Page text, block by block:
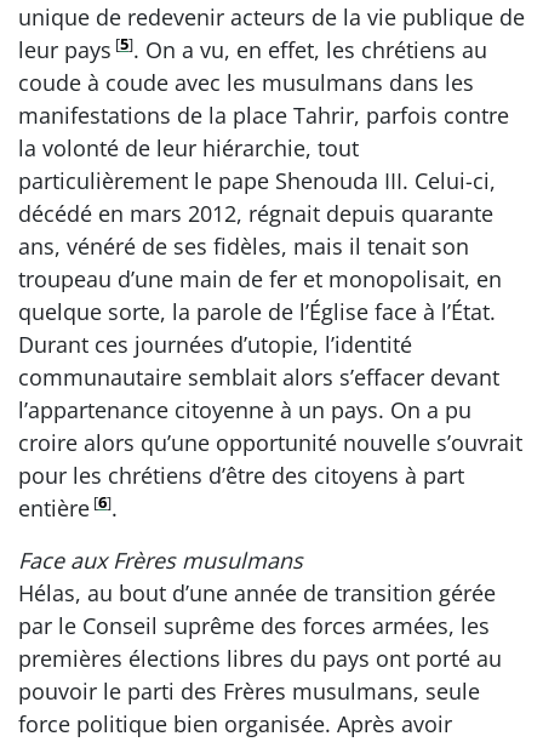
unique de redevenir acteurs de la vie publique de
leur pays [5]. On a vu, en effet, les chrétiens au
coude à coude avec les musulmans dans les
manifestations de la place Tahrir, parfois contre
la volonté de leur hiérarchie, tout
particulièrement le pape Shenouda III. Celui-ci,
décédé en mars 2012, régnait depuis quarante
ans, vénéré de ses fidèles, mais il tenait son
troupeau d’une main de fer et monopolisait, en
quelque sorte, la parole de l’Église face à l’État.
Durant ces journées d’utopie, l’identité
communautaire semblait alors s’effacer devant
l’appartenance citoyenne à un pays. On a pu
croire alors qu’une opportunité nouvelle s’ouvrait
pour les chrétiens d’être des citoyens à part
entière [6].
Face aux Frères musulmans
Hélas, au bout d’une année de transition gérée
par le Conseil suprême des forces armées, les
premières élections libres du pays ont porté au
pouvoir le parti des Frères musulmans, seule
force politique bien organisée. Après avoir